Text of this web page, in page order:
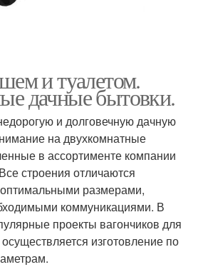
и туалетом.
дачные бытовки.
и долговечную дачную
на двухкомнатные
в ассортименте компании
строения отличаются
размерами,
коммуникациями. В
проекты вагончиков для
изготовление по